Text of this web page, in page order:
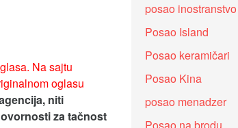
Na sajtu
oglasu
niti
za tačnost
posao inostranstvo
Posao Island
Posao keramičari
Posao Kina
posao menadzer